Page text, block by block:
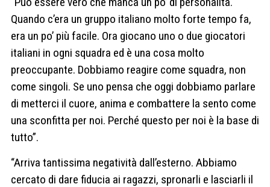
Quando c’era un gruppo italiano molto forte tempo fa,
era un po’ più facile. Ora giocano uno o due giocatori
italiani in ogni squadra ed è una cosa molto
preoccupante. Dobbiamo reagire come squadra, non
come singoli. Se uno pensa che oggi dobbiamo parlare
di metterci il cuore, anima e combattere la sento come
una sconfitta per noi. Perché questo per noi è la base di
tutto”.
“Arriva tantissima negatività dall’esterno. Abbiamo
cercato di dare fiducia ai ragazzi, spronarli e lasciarli il